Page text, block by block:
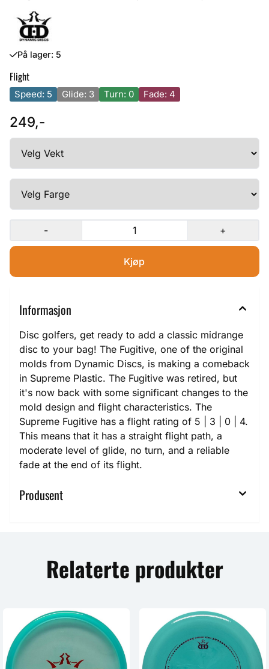
På lager: 5
Flight
Speed: 5 Glide: 3 Turn: 0 Fade: 4
249,-
- +
Informasjon
Disc golfers, get ready to add a classic midrange
disc to your bag! The Fugitive, one of the original
molds from Dynamic Discs, is making a comeback
in Supreme Plastic. The Fugitive was retired, but
it's now back with some significant changes to the
mold design and flight characteristics. The
Supreme Fugitive has a flight rating of 5 | 3 | 0 | 4.
This means that it has a straight flight path, a
moderate level of glide, no turn, and a reliable
fade at the end of its flight.
Produsent
Relaterte produkter